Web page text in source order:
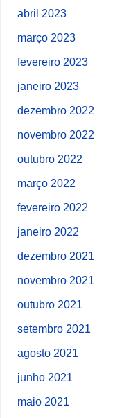
abril 2023
março 2023
fevereiro 2023
janeiro 2023
dezembro 2022
novembro 2022
outubro 2022
março 2022
fevereiro 2022
janeiro 2022
dezembro 2021
novembro 2021
outubro 2021
setembro 2021
agosto 2021
junho 2021
maio 2021